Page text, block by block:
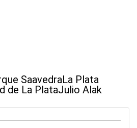
SaavedraLa Plata
de La PlataJulio Alak